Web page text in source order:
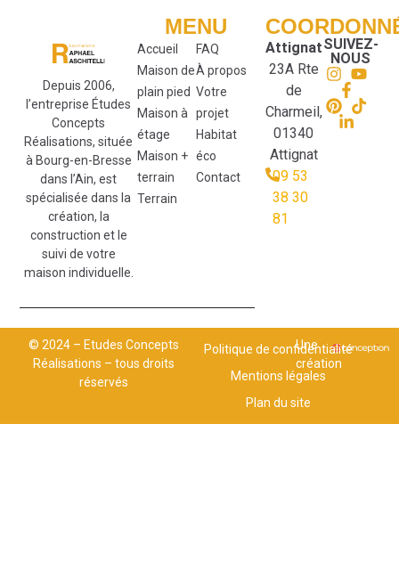
Depuis 2006,
l’entreprise Études
Concepts
Réalisations, située
à Bourg-en-Bresse
dans l’Ain, est
spécialisée dans la
création, la
construction et le
suivi de votre
maison individuelle.
MENU
Accueil
Maison de
plain pied
Maison à
étage
Maison +
terrain
Terrain
FAQ
À propos
Votre
projet
Habitat
éco
Contact
Attignat
23A Rte
de
Charmeil,
01340
Attignat
09 53
38 30
81
SUIVEZ-
NOUS
© 2024 – Etudes Concepts
Réalisations – tous droits
réservés
Politique de confidentialité
Mentions légales
Plan du site
Une
création